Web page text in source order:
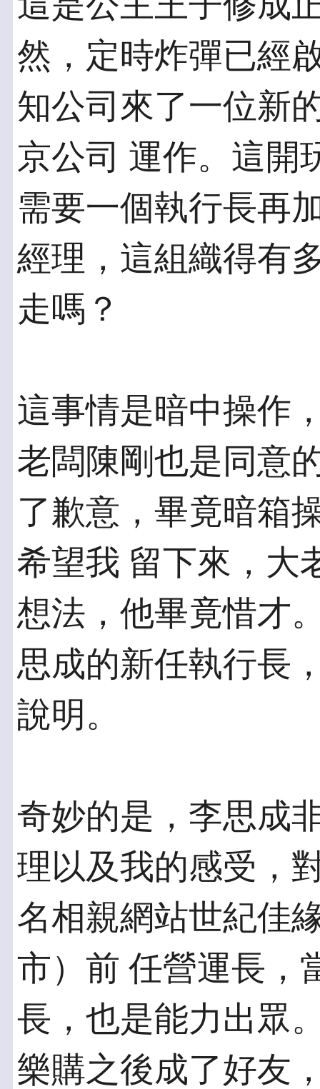
然，定時炸彈已經
知公司來了一位新
京公司 運作。這開
需要一個執行長再
經理，這組織得有
走嗎？
這事情是暗中操作
老闆陳剛也是同意
了歉意，畢竟暗箱
希望我 留下來，大
想法，他畢竟惜才
思成的新任執行長
說明。
奇妙的是，李思成
理以及我的感受，
名相親網站世紀佳
市）前 任營運長，
長，也是能力出眾
樂購之後成了好友